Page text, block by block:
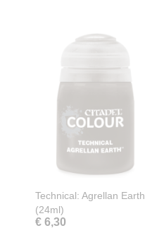
Technical: Agrellan Earth
(24ml)
€ 6,30